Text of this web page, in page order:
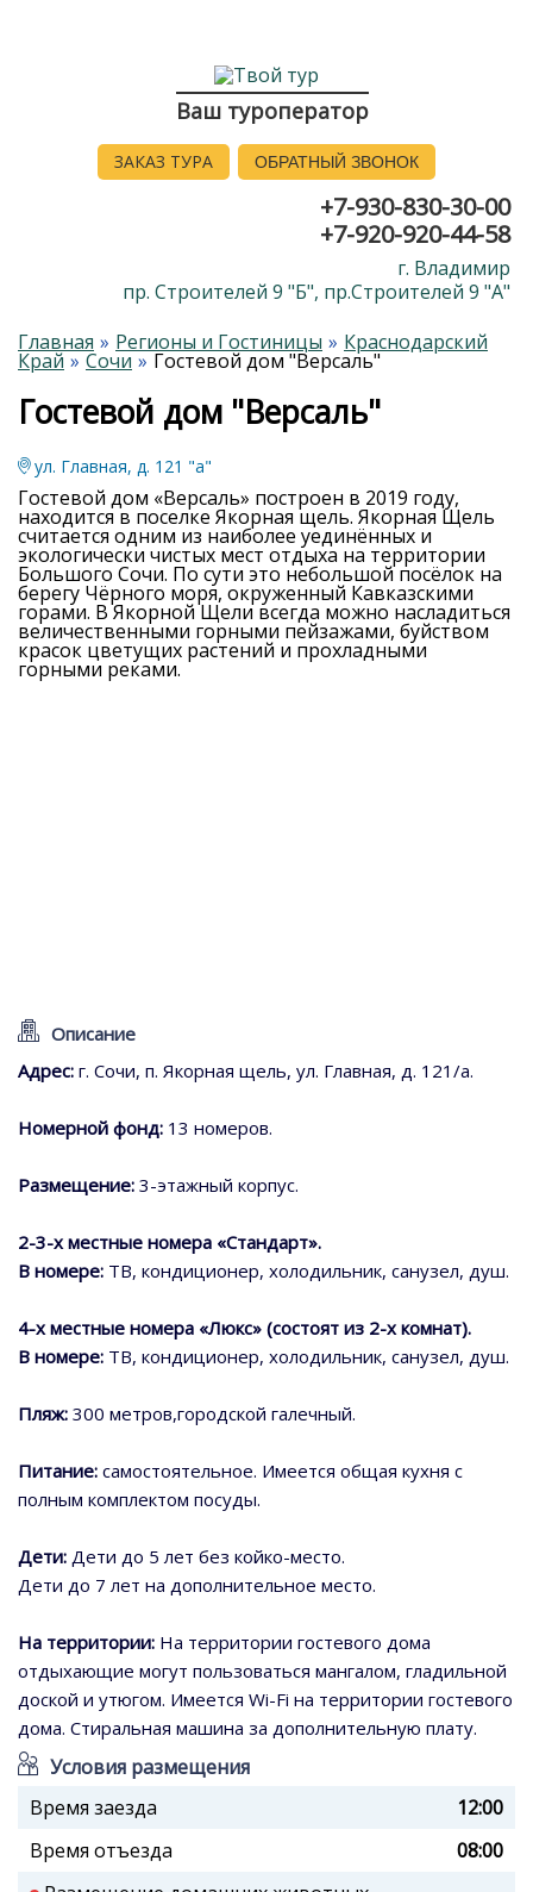
Ваш туроператор
ЗАКАЗ ТУРА ОБРАТНЫЙ ЗВОНОК
+7-930-830-30-00
+7-920-920-44-58
г. Владимир
пр. Строителей 9 "Б", пр.Строителей 9 "А"
Главная
Регионы и Гостиницы Краснодарский
Край Сочи Гостевой дом "Версаль"
Гостевой дом "Версаль"
ул. Главная, д. 121 "а"
Гостевой дом «Версаль» построен в 2019 году,
находится в поселке Якорная щель. Якорная Щель
считается одним из наиболее уединённых и
экологически чистых мест отдыха на территории
Большого Сочи. По сути это небольшой посёлок на
берегу Чёрного моря, окруженный Кавказскими
горами. В Якорной Щели всегда можно насладиться
величественными горными пейзажами, буйством
красок цветущих растений и прохладными
горными реками.
Описание
Адрес: г. Сочи, п. Якорная щель, ул. Главная, д. 121/а.
Номерной фонд: 13 номеров.
Размещение: 3-этажный корпус.
2-3-х местные номера «Стандарт».
В номере: ТВ, кондиционер, холодильник, санузел, душ.
4-х местные номера «Люкс» (состоят из 2-х комнат).
В номере: ТВ, кондиционер, холодильник, санузел, душ.
Пляж: 300 метров,городской галечный.
Питание: самостоятельное. Имеется общая кухня с
полным комплектом посуды.
Дети: Дети до 5 лет без койко-место.
Дети до 7 лет на дополнительное место.
На территории: На территории гостевого дома
отдыхающие могут пользоваться мангалом, гладильной
доской и утюгом. Имеется Wi-Fi на территории гостевого
дома. Стиральная машина за дополнительную плату.
Условия размещения
Время заезда
12:00
Время отъезда
08:00